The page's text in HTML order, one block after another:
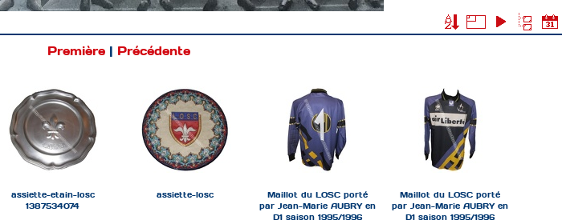
Première | Précédente
assiette-etain-losc
1387534074
assiette-losc
Maillot du LOSC porté
par Jean-Marie AUBRY en
D1 saison 1995/1996
Maillot du LOSC porté
par Jean-Marie AUBRY en
D1 saison 1995/1996